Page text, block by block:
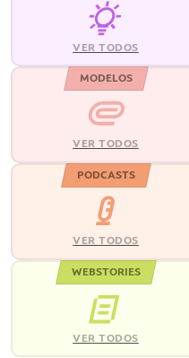
VER TODOS
MODELOS
VER TODOS
PODCASTS
VER TODOS
WEBSTORIES
VER TODOS